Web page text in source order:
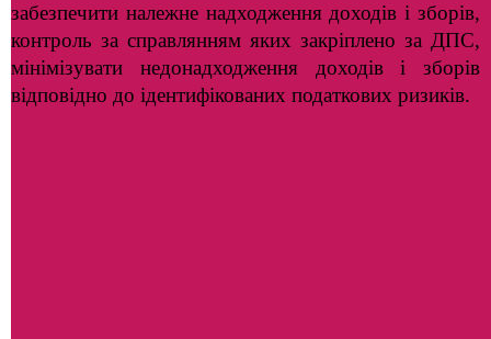
забезпечити належне надходження доходів і зборів,
контроль за справлянням яких закріплено за ДПС,
мінімізувати недонадходження доходів і зборів
відповідно до ідентифікованих податкових ризиків.